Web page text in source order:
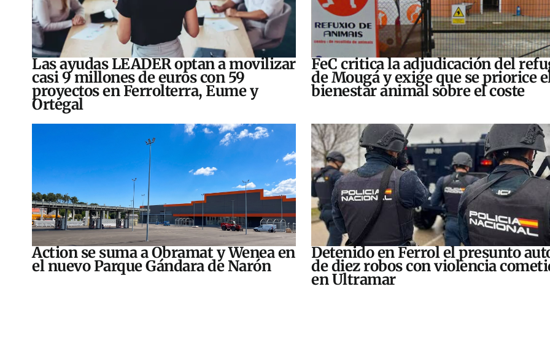
Las ayudas LEADER optan a movilizar
casi 9 millones de euros con 59
proyectos en Ferrolterra, Eume y
Ortegal
FeC critica la adjudicación del
de Mougá y exige que se priorice
bienestar animal sobre el coste
Action se suma a Obramat y Wenea en
el nuevo Parque Gándara de Narón
Detenido en Ferrol el presunto
de diez robos con violencia
en Ultramar